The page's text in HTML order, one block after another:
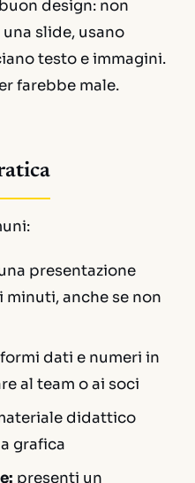
design: non
slide, usano
testo e immagini.
farebbe male.
presentazione
anche se non
dati e numeri in
al team o ai soci
didattico
grafica
presenti un